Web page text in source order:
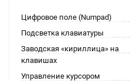
Цифровое поле (Numpad)
Подсветка клавиатуры
Заводская «кириллица» на
клавишах
Управление курсором